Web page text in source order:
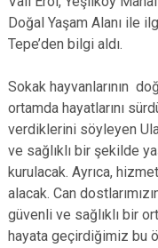
Doğal Yaşam Alanı ile
Tepe’den bilgi aldı.
Sokak hayvanlarının
ortamda hayatlarını
verdiklerini söyleyen
ve sağlıklı bir şekilde
kurulacak. Ayrıca,
alacak. Can
güvenli ve sağlıklı bir
hayata geçirdiğimiz bu